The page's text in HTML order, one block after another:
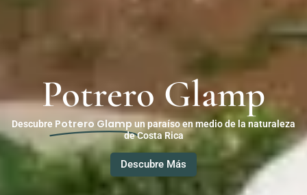
Potrero Glamp
Descubre Potrero Glamp un paraíso en medio de la naturaleza
de Costa Rica
Descubre Más